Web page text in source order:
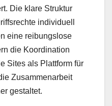
Die klare Struktur
individuell
eine reibungslose
die Koordination
Sites als Plattform für
Zusammenarbeit
gestaltet.